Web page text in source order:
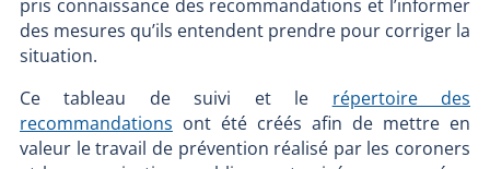
pris connaissance des recommandations et l’informer
des mesures qu’ils entendent prendre pour corriger la
situation.
Ce tableau de suivi et le répertoire des
recommandations ont été créés afin de mettre en
valeur le travail de prévention réalisé par les coroners